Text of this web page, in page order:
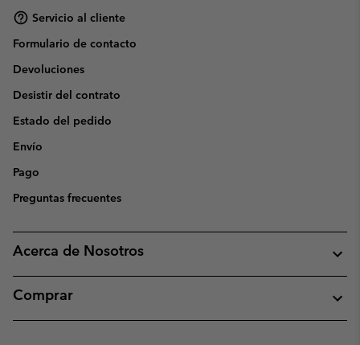
Servicio al cliente
Formulario de contacto
Devoluciones
Desistir del contrato
Estado del pedido
Envío
Pago
Preguntas frecuentes
Acerca de Nosotros
Comprar